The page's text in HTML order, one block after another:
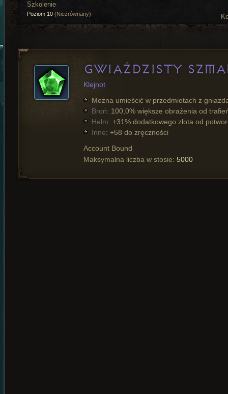
Szkolenie
Poziom 10 (Niezrównany)
GWIAŹDZISTY
Klejnot
Można umieścić w przedmiotach z
Broń: 100,0% większe obrażenia od
Hełm: +31% dodatkowego złota od
Inne: +58 do zręczności
Account Bound
Maksymalna liczba w stosie: 5000